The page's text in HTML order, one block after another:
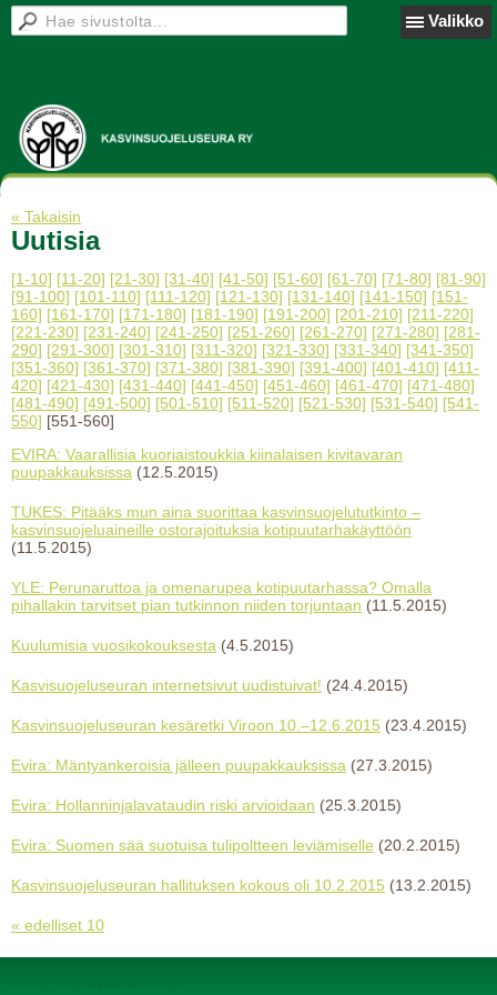
Valikko
« Takaisin
Uutisia
[1-10] [11-20] [21-30] [31-40] [41-50] [51-60] [61-70] [71-80] [81-90]
[91-100] [101-110] [111-120] [121-130] [131-140] [141-150] [151-
160] [161-170] [171-180] [181-190] [191-200] [201-210] [211-220]
[221-230] [231-240] [241-250] [251-260] [261-270] [271-280] [281-
290] [291-300] [301-310] [311-320] [321-330] [331-340] [341-350]
[351-360] [361-370] [371-380] [381-390] [391-400] [401-410] [411-
420] [421-430] [431-440] [441-450] [451-460] [461-470] [471-480]
[481-490] [491-500] [501-510] [511-520] [521-530] [531-540] [541-
550] [551-560]
EVIRA: Vaarallisia kuoriaistoukkia kiinalaisen kivitavaran
puupakkauksissa (12.5.2015)
TUKES: Pitääks mun aina suorittaa kasvinsuojelututkinto –
kasvinsuojeluaineille ostorajoituksia kotipuutarhakäyttöön
(11.5.2015)
YLE: Perunaruttoa ja omenarupea kotipuutarhassa? Omalla
pihallakin tarvitset pian tutkinnon niiden torjuntaan (11.5.2015)
Kuulumisia vuosikokouksesta (4.5.2015)
Kasvisuojeluseuran internetsivut uudistuivat! (24.4.2015)
Kasvinsuojeluseuran kesäretki Viroon 10.–12.6.2015 (23.4.2015)
Evira: Mäntyankeroisia jälleen puupakkauksissa (27.3.2015)
Evira: Hollanninjalavataudin riski arvioidaan (25.3.2015)
Evira: Suomen sää suotuisa tulipoltteen leviämiselle (20.2.2015)
Kasvinsuojeluseuran hallituksen kokous oli 10.2.2015 (13.2.2015)
« edelliset 10